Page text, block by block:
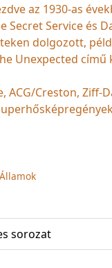
az 1930-as
Service és
dolgozott,
Unexpected című
Creston, Ziff-
sorozat